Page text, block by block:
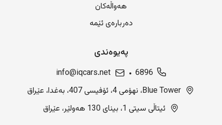
هەواڵەکان
دەربارەی ئێمە
پەیوەندی
6896
info@iqcars.net
Blue Tower، نهۆمی 4، ئۆفیسی 407، بەغدا، عێراق
ئیتاڵی سیتی 1، بینای 130 هەولێر، عێراق